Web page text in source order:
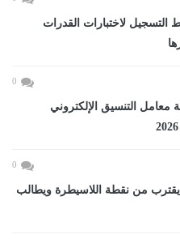
2026.. رابط التسجيل لاختبارات القدرات
0
معامل التنسيق الإلكتروني
0
من نقطة اللاسيطرة ويطالب